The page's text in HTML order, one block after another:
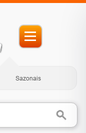
Sazonais